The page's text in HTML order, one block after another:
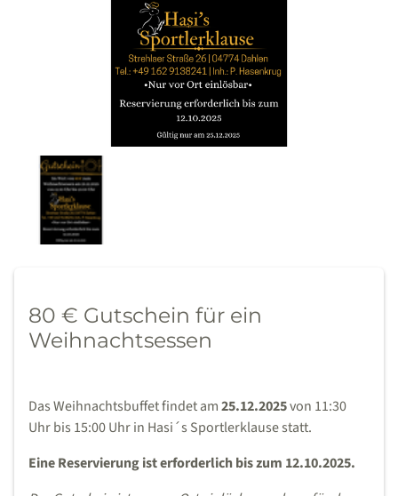
80 € Gutschein für ein
Weihnachtsessen
Das Weihnachtsbuffet findet am25.12.2025von 11:30
Uhr bis 15:00 Uhr in Hasi´s Sportlerklause statt.
Eine Reservierung ist erforderlich bis zum 12.10.2025.